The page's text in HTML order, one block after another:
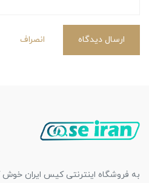
ارسال دیدگاه انصراف
به فروشگاه اینترنتی کیس ایران خوش